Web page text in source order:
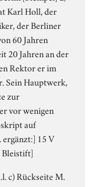
Karl Holl, der
der Berliner
60 Jahren
20 Jahren an der
Rektor er im
Sein Hauptwerk,
zur
vor wenigen
auf
ergänzt:] 15 V
Bleistift]
c) Rückseite M.